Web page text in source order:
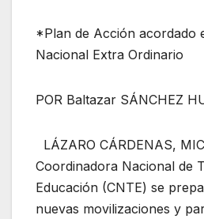
*Plan de Acción acordado
Nacional Extra Ordinario
POR Baltazar SÁNCHEZ
LÁZARO CÁRDENAS,
Coordinadora Nacional de
Educación (CNTE) se
nuevas movilizaciones y